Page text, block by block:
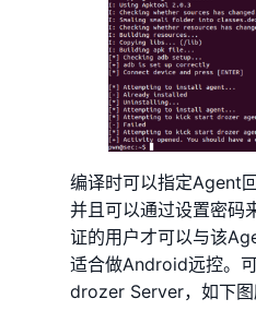
编译时可以指定Agent
并且可以通过设置密码
证的用户才可以与该
适合做Android远控。
drozer Server，如下图